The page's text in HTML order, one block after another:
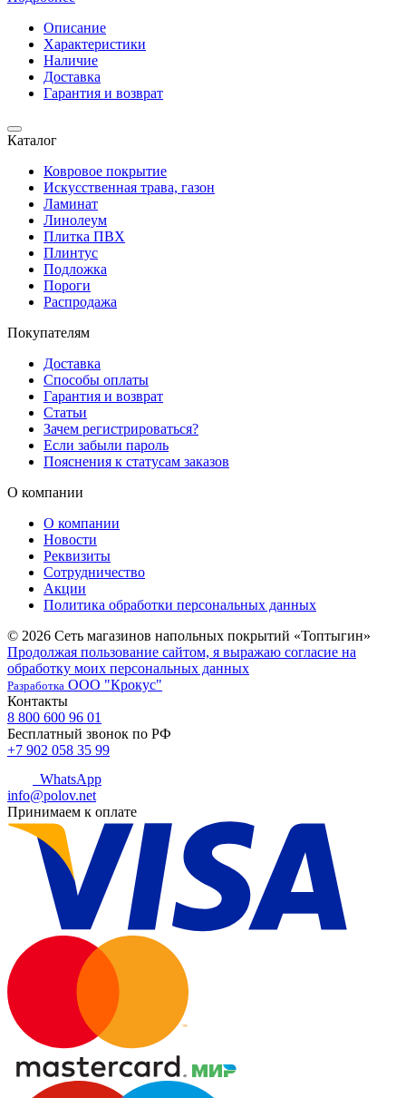
Описание
Характеристики
Наличие
Доставка
Гарантия и возврат
Каталог
Ковровое покрытие
Искусственная трава, газон
Ламинат
Линолеум
Плитка ПВХ
Плинтус
Подложка
Пороги
Распродажа
Покупателям
Доставка
Способы оплаты
Гарантия и возврат
Статьи
Зачем регистрироваться?
Если забыли пароль
Пояснения к статусам заказов
О компании
О компании
Новости
Реквизиты
Сотрудничество
Акции
Политика обработки персональных данных
© 2026 Сеть магазинов напольных покрытий «Топтыгин»
Продолжая пользование сайтом, я выражаю согласие на
обработку моих персональных данных
Разработка ООО "Крокус"
Контакты
8 800 600 96 01
Бесплатный звонок по РФ
+7 902 058 35 99
WhatsApp
info@polov.net
Принимаем к оплате